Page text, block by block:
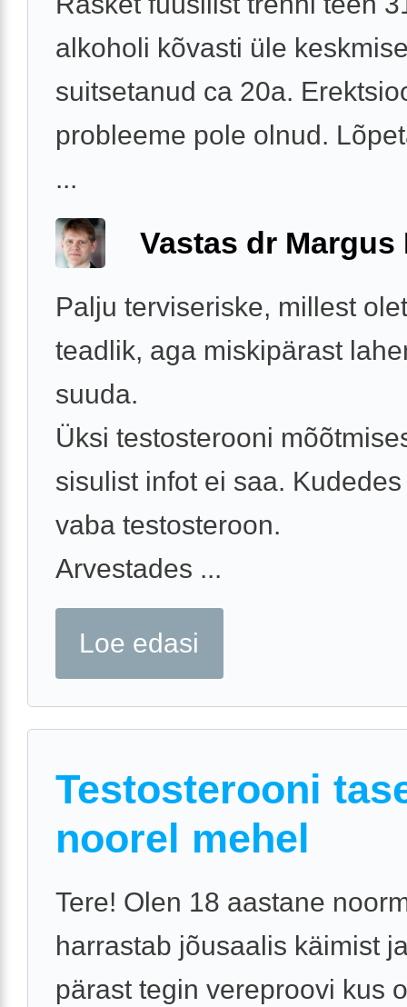
alkoholi kõvasti üle
suitsetanud ca 20a.
probleeme pole olnud.
...
Vastas dr Margus
Palju terviseriske, millest
teadlik, aga miskipärast
suuda.
Üksi testosterooni
sisulist infot ei saa.
vaba testosteroon.
Arvestades ...
Loe edasi
Testosterooni
noorel mehel
Tere! Olen 18 aastane
harrastab jõusaalis käimist
pärast tegin vereproovi kus